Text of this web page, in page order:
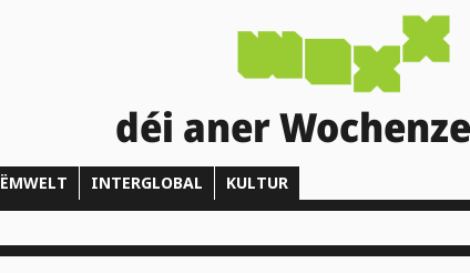
déi aner
ËMWELT INTERGLOBAL KULTUR